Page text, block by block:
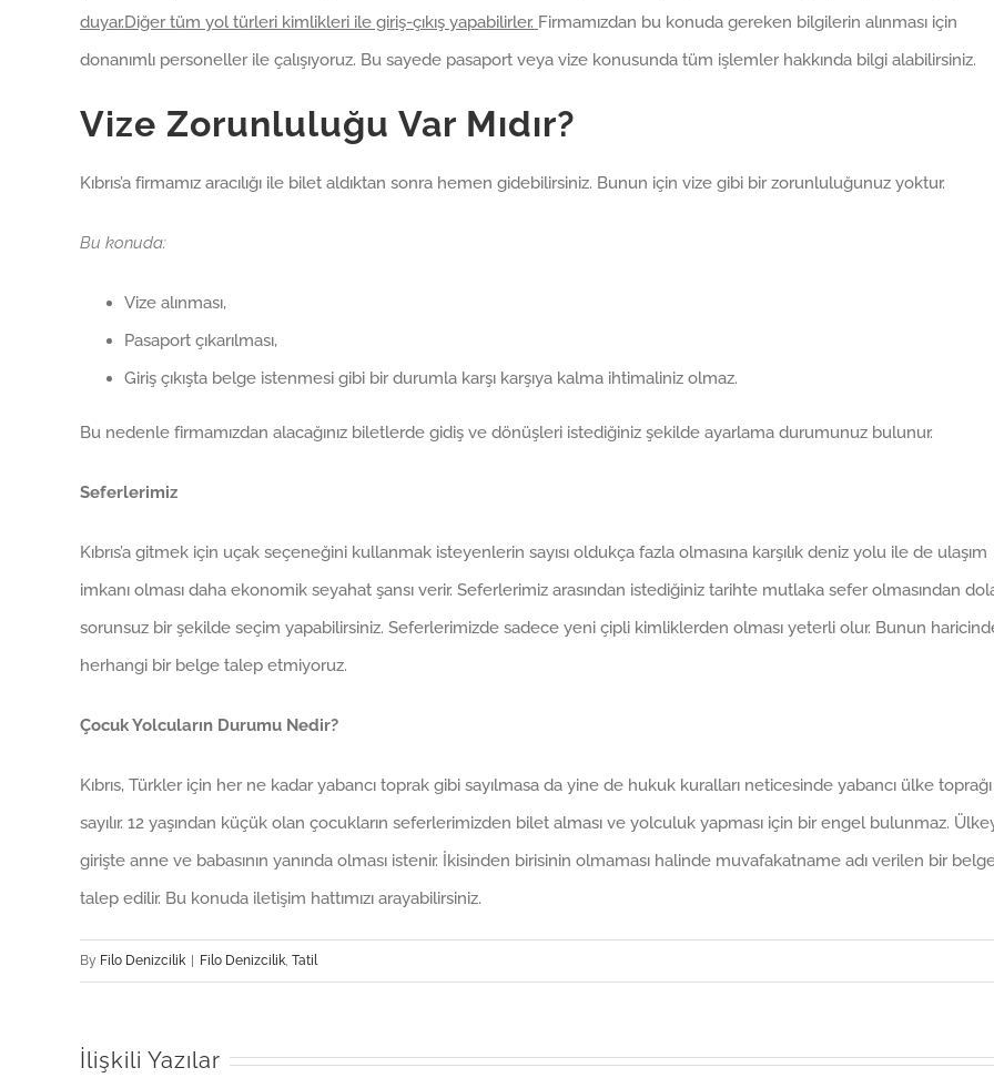
duyar.Diğer tüm yol türleri kimlikleri ile giriş-çıkış yapabilirler. Firmamızdan bu konuda gereken bilgilerin alınması için
donanımlı personeller ile çalışıyoruz. Bu sayede pasaport veya vize konusunda tüm işlemler hakkında bilgi alabilirsiniz.
Vize Zorunluluğu Var Mıdır?
Kıbrıs’a firmamız aracılığı ile bilet aldıktan sonra hemen gidebilirsiniz. Bunun için vize gibi bir zorunluluğunuz yoktur.
Bu konuda:
Vize alınması,
Pasaport çıkarılması,
Giriş çıkışta belge istenmesi gibi bir durumla karşı karşıya kalma ihtimaliniz olmaz.
Bu nedenle firmamızdan alacağınız biletlerde gidiş ve dönüşleri istediğiniz şekilde ayarlama durumunuz bulunur.
Seferlerimiz
Kıbrıs’a gitmek için uçak seçeneğini kullanmak isteyenlerin sayısı oldukça fazla olmasına karşılık deniz yolu ile de ulaşım
imkanı olması daha ekonomik seyahat şansı verir. Seferlerimiz arasından istediğiniz tarihte mutlaka sefer olmasından
sorunsuz bir şekilde seçim yapabilirsiniz. Seferlerimizde sadece yeni çipli kimliklerden olması yeterli olur. Bunun
herhangi bir belge talep etmiyoruz.
Çocuk Yolcuların Durumu Nedir?
Kıbrıs, Türkler için her ne kadar yabancı toprak gibi sayılmasa da yine de hukuk kuralları neticesinde yabancı ülke toprağı
sayılır. 12 yaşından küçük olan çocukların seferlerimizden bilet alması ve yolculuk yapması için bir engel bulunmaz.
girişte anne ve babasının yanında olması istenir. İkisinden birisinin olmaması halinde muvafakatname adı verilen bir
talep edilir. Bu konuda iletişim hattımızı arayabilirsiniz.
By Filo Denizcilik Filo Denizcilik, Tatil
İlişkili Yazılar